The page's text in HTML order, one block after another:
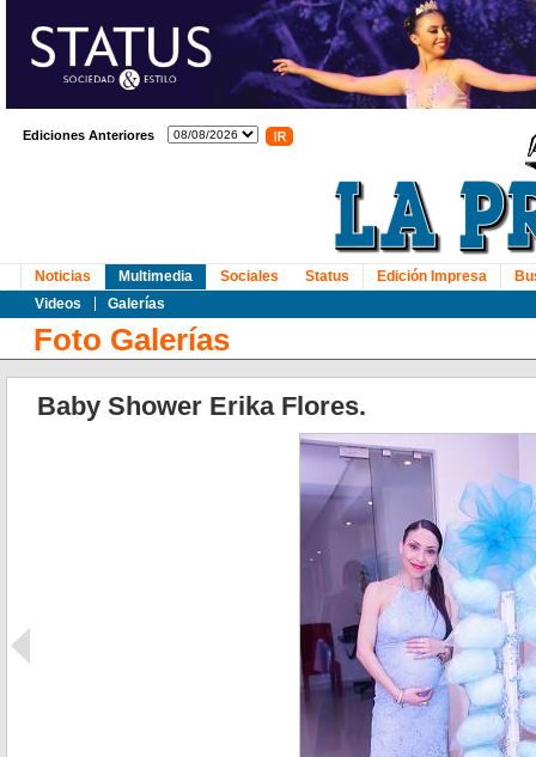
Ediciones Anteriores
Noticias
Multimedia
Videos
Galerías
Sociales Status Edición Impresa
Foto Galerías
Baby Shower Erika Flores.